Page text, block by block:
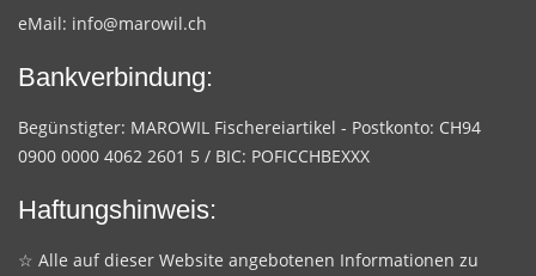
eMail: info@marowil.ch
Bankverbindung:
Begünstigter: MAROWIL Fischereiartikel - Postkonto: CH94
0900 0000 4062 2601 5 / BIC: POFICCHBEXXX
Haftungshinweis:
☆ Alle auf dieser Website angebotenen Informationen zu